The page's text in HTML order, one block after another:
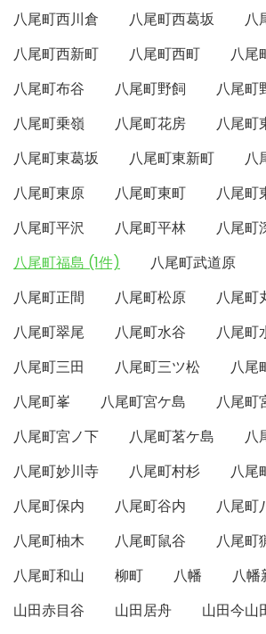
八尾町西川倉
八尾町西葛坂
八
八尾町西新町
八尾町西町
八尾
八尾町布谷
八尾町野飼
八尾町
八尾町乗嶺
八尾町花房
八尾町
八尾町東葛坂
八尾町東新町
八
八尾町東原
八尾町東町
八尾町
八尾町平沢
八尾町平林
八尾町
八尾町福島 (1件)
八尾町武道原
八尾町正間
八尾町松原
八尾町
八尾町翠尾
八尾町水谷
八尾町
八尾町三田
八尾町三ツ松
八尾
八尾町峯
八尾町宮ケ島
八尾町
八尾町宮ノ下
八尾町茗ケ島
八
八尾町妙川寺
八尾町村杉
八尾
八尾町保内
八尾町谷内
八尾町
八尾町柚木
八尾町鼠谷
八尾町
八尾町和山
柳町 八幡 八幡
山田赤目谷
山田居舟
山田今山